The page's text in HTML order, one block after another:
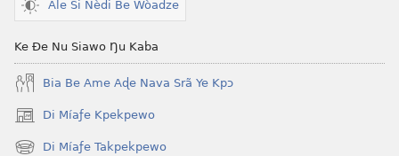
Me
(Esi
Ale Si Nèdi Be Wòadze
Ke Ðe Nu Siawo Ŋu Kaba
Bia Be Ame Aɖe Nava Srã Ye Kpɔ
Di Míaƒe Kpekpewo
(opens
new
Di Míaƒe Takpekpewo